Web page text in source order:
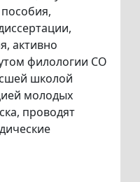
активно
филологии СО
школой
молодых
проводят